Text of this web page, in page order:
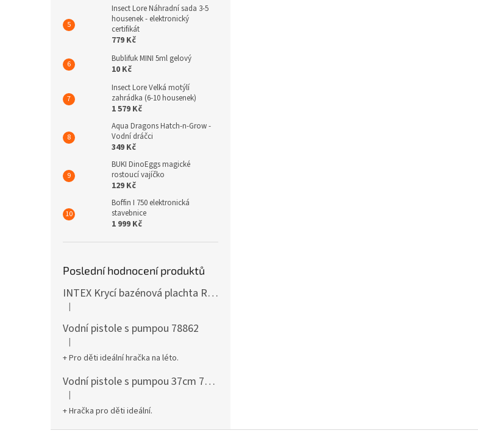
Insect Lore Náhradní sada 3-5
housenek - elektronický
certifikát
779 Kč
Bublifuk MINI 5ml gelový
10 Kč
Insect Lore Velká motýlí
zahrádka (6-10 housenek)
1 579 Kč
Aqua Dragons Hatch-n-Grow -
Vodní dráčci
349 Kč
BUKI DinoEggs magické
rostoucí vajíčko
129 Kč
Boffin I 750 elektronická
stavebnice
1 999 Kč
Poslední hodnocení produktů
INTEX Krycí bazénová plachta Round 305cm 28030
Hodnocení produktu je 5 z 5 hvězdiček.
|
Vodní pistole s pumpou 78862
Hodnocení produktu je 5 z 5 hvězdiček.
|
+ Pro děti ideální hračka na léto.
Vodní pistole s pumpou 37cm 78961
Hodnocení produktu je 5 z 5 hvězdiček.
|
+ Hračka pro děti ideální.